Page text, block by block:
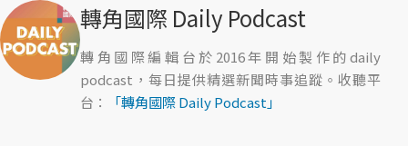
轉角國際 Daily Podcast
轉角國際編輯台於2016年開始製作的daily
podcast，每日提供精選新聞時事追蹤。收聽平
台：
「轉角國際 Daily Podcast」